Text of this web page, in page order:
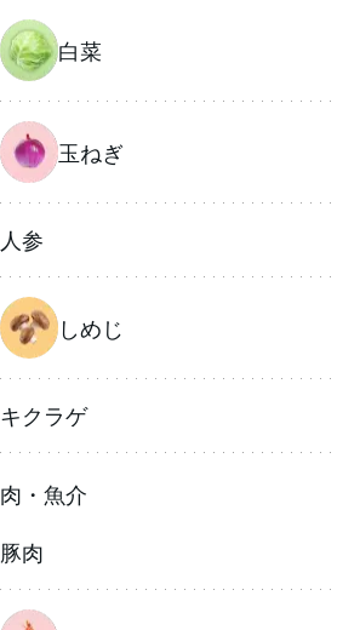
白菜
玉ねぎ
人参
しめじ
キクラゲ
肉・魚介
豚肉